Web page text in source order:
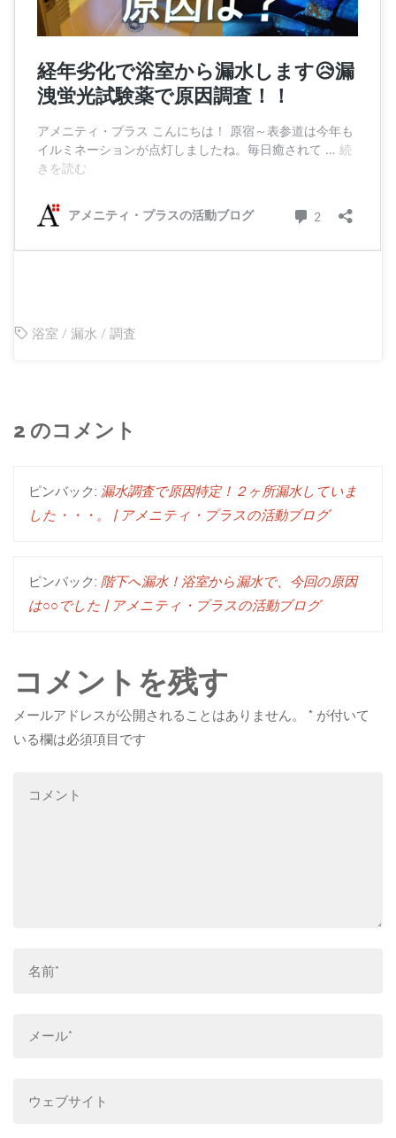
浴室 / 漏水 / 調査
2 のコメント
ピンバック: 漏水調査で原因特定！２ヶ所漏水していま
した・・・。 | アメニティ・プラスの活動ブログ
ピンバック: 階下へ漏水！浴室から漏水で、今回の原因
は○○でした | アメニティ・プラスの活動ブログ
コメントを残す
メールアドレスが公開されることはありません。 * が付いて
いる欄は必須項目です